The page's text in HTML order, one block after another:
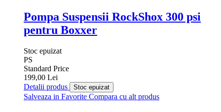
Pompa Suspensii RockShox 300 psi
pentru Boxxer
Stoc epuizat
PS
Standard Price
199,00 Lei
Detalii produs
Stoc epuizat
Salveaza in Favorite Compara cu alt produs